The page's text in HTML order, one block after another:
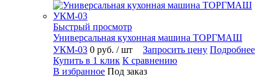
Быстрый просмотр
Универсальная кухонная машина ТОРГМАШ
УКМ-03 0 руб. / шт Запросить цену Подробнее
Купить в 1 клик К сравнению
В избранное Под заказ